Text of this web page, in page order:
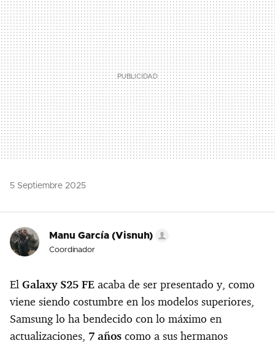
MAIL
5 Septiembre 2025
Manu García (Visnuh)
Coordinador
El Galaxy S25 FE acaba de ser presentado y, como
viene siendo costumbre en los modelos superiores,
Samsung lo ha bendecido con lo máximo en
actualizaciones, 7 años como a sus hermanos